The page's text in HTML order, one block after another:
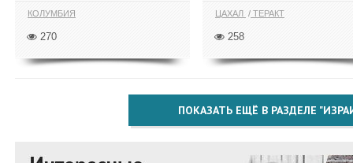
КОЛУМБИЯ
270
ЦАХАЛ ТЕРАКТ
258
ПОКАЗАТЬ ЕЩЁ В РАЗДЕЛЕ